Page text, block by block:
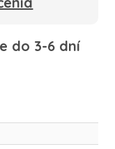
do 3-6 dní